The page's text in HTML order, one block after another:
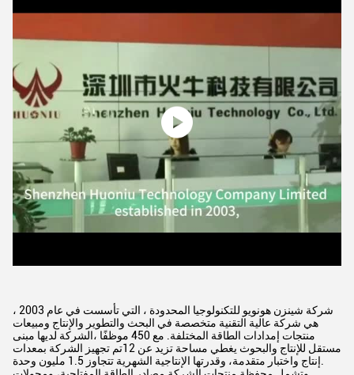
شركة شينزن هونويو للتكنولوجيا المحدودة ، التي تأسست في عام 2003 ،
هي شركة عالية التقنية متخصصة في البحث والتطوير والإنتاج ومبيعات
منتجات إمدادات الطاقة المختلفة. مع 450 موظفًا ،الشركة لديها مبنى
مستقل للإنتاج والبحوث يغطي مساحة تزيد عن 12تم تجهيز الشركة بمعدات
إنتاج واختبار متقدمة، وقدرتها الإنتاجية الشهرية تتجاوز 1.5 مليون وحدة.